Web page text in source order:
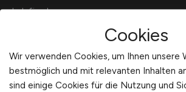
Jobfinder
Arbeitnehmer Registrierung
Cookies
Wir verwenden Cookies, um Ihnen unsere
bestmöglich und mit relevanten Inhalten
sind einige Cookies für die Nutzung und